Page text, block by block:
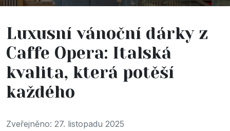
Luxusní vánoční dárky z
Caffe Opera: Italská
kvalita, která potěší
každého
Zveřejněno: 27. listopadu 2025